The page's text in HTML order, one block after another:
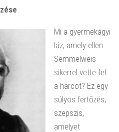
Mi a gyermekágyi
láz, amely ellen
Semmelweis
sikerrel vette fel
a harcot? Ez egy
súlyos fertőzés,
szepszis,
amelyet